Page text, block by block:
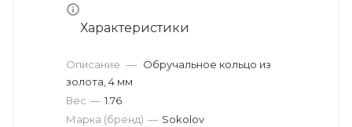
Характеристики
Описание — Обручальное кольцо из
золота, 4 мм
Марка (бренд) — Sokolov
Вес — 1.76